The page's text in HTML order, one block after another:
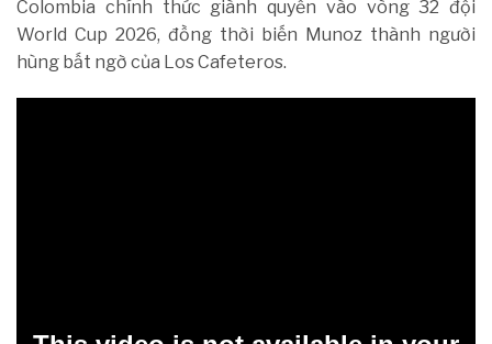
Colombia chính thức giành quyền vào vòng 32 đội
World Cup 2026, đồng thời biến Munoz thành người
hùng bất ngờ của Los Cafeteros.